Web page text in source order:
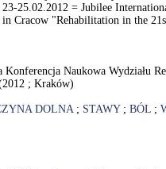
25.02.2012 = Jubilee
Cracow "Rehabilitation in the
Konferencja Naukowa Wydziału
; Kraków)
DOLNA; STAWY; BÓL ;